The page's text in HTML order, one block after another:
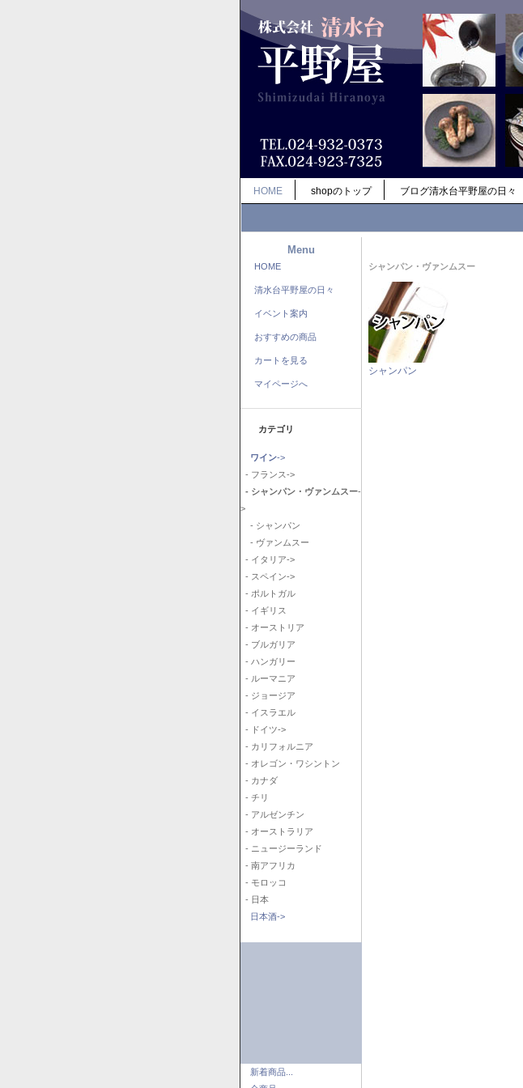
HOME shopのトップ ブログ清水台平野屋の日々
Menu
HOME
清水台平野屋の日々
イベント案内
おすすめの商品
カートを見る
マイページへ
カテゴリ
ワイン->
- フランス->
- シャンパン・ヴァンムスー-
>
- シャンパン
- ヴァンムスー
- イタリア->
- スペイン->
- ポルトガル
- イギリス
- オーストリア
- ブルガリア
- ハンガリー
- ルーマニア
- ジョージア
- イスラエル
- ドイツ->
- カリフォルニア
- オレゴン・ワシントン
- カナダ
- チリ
- アルゼンチン
- オーストラリア
- ニュージーランド
- 南アフリカ
- モロッコ
- 日本
日本酒->
新着商品...
シャンパン・ヴァンムスー
シャンパン